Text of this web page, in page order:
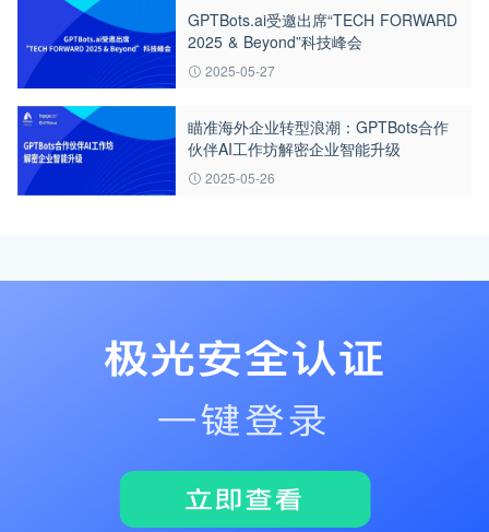
GPTBots.ai受邀出席“TECH FORWARD
2025 & Beyond”科技峰会
2025-05-27
瞄准海外企业转型浪潮：GPTBots合作
伙伴AI工作坊解密企业智能升级
2025-05-26